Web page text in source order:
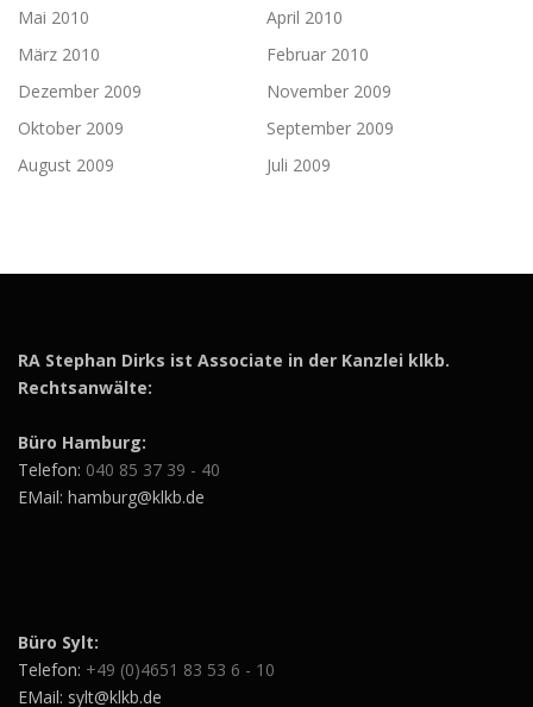
Mai 2010
April 2010
März 2010
Februar 2010
Dezember 2009
November 2009
Oktober 2009
September 2009
August 2009
Juli 2009
RA Stephan Dirks ist Associate in der Kanzlei klkb.
Rechtsanwälte:
Büro Hamburg:
Telefon: 040 85 37 39 - 40
EMail: hamburg@klkb.de
Büro Sylt:
Telefon: +49 (0)4651 83 53 6 - 10
EMail: sylt@klkb.de